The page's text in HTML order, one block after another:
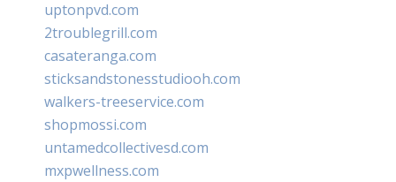
uptonpvd.com
2troublegrill.com
casateranga.com
sticksandstonesstudiooh.com
walkers-treeservice.com
shopmossi.com
untamedcollectivesd.com
mxpwellness.com